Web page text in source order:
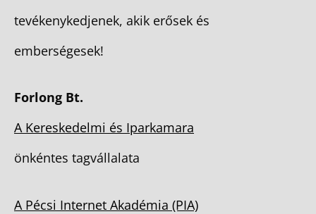
tevékenykedjenek, akik erősek és
emberségesek!
Forlong Bt.
A Kereskedelmi és Iparkamara
önkéntes tagvállalata
A Pécsi Internet Akadémia (PIA)